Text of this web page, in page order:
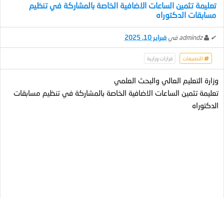
تعليمة تثمين الساعات الاضافية الخاصة بالمشاركة في تنظيم
مسابقات الدكتوراه
✔
admindz في فبراير 10, 2025
التصنيفات قرارات وزارية
وزارة التعليم العالي والبحث العلمي
تعليمة تثمين الساعات الاضافية الخاصة بالمشاركة في تنظيم مسابقات
الدكتوراه